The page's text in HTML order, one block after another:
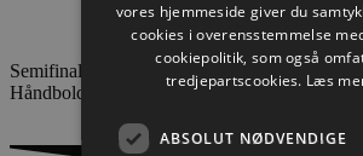
Semifinale Final4, NrgI Arena i Aarhus:
Håndbold 26-29 efter omkamp. Ordinær
vores hjemmeside giver du
cookies i overensstemmelse
cookiepolitik, som også
tredjepartscookies. Læs
ABSOLUT NØDVENDIGE